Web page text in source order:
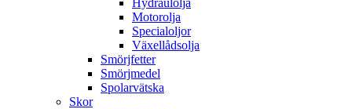
Hydraulolja
Motorolja
Specialoljor
Växellådsolja
Smörjfetter
Smörjmedel
Spolarvätska
Skor